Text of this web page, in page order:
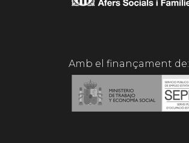
Amb el finançament de: